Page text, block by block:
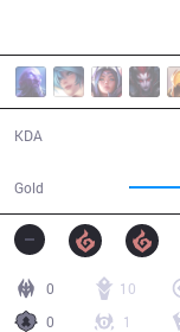
KDA
Gold
0 10
0
1